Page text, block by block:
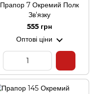
Прапор 7 Окремий Полк
Зв'язку
555 грн
Оптові ціни